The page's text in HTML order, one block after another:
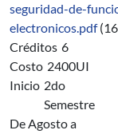
seguridad-de-
electronicos.pdf
Créditos 6
Costo 2400UI
Inicio 2do
Semestre
De Agosto a